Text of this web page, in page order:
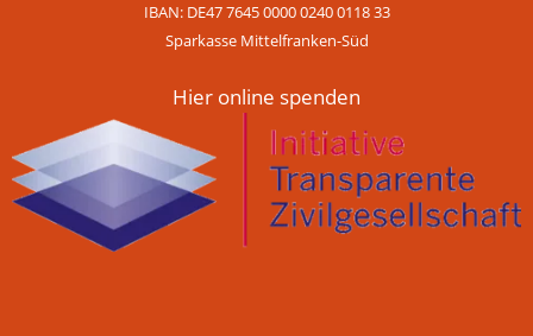
IBAN: DE47 7645 0000 0240 0118 33
Sparkasse Mittelfranken-Süd
Hier online spenden